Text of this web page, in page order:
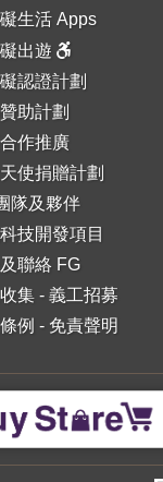
生活 Apps
出遊
認證計劃
助計劃
作推廣
使捐贈計劃
隊及夥伴
技開發項目
聯絡 FG
集- 義工招募
例 - 免責聲明